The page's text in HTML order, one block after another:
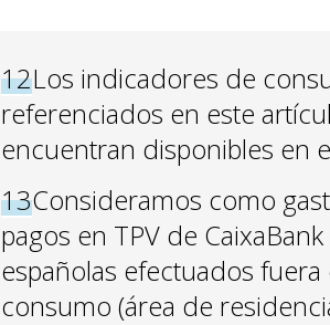
12Los indicadores de
referenciados en este
encuentran disponibles en
13Consideramos como
pagos en TPV de
españolas efectuados
consumo (área de